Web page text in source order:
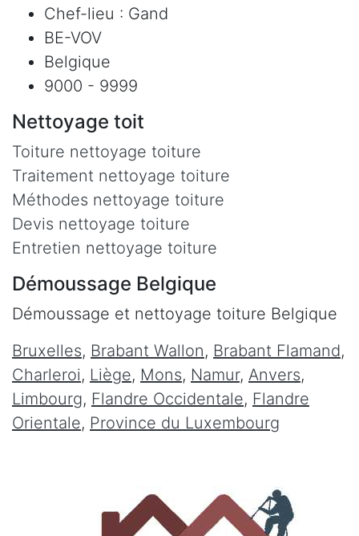
Chef-lieu : Gand
BE-VOV
Belgique
9000 - 9999
Nettoyage toit
Toiture nettoyage toiture
Traitement nettoyage toiture
Méthodes nettoyage toiture
Devis nettoyage toiture
Entretien nettoyage toiture
Démoussage Belgique
Démoussage et nettoyage toiture Belgique
Bruxelles, Brabant Wallon, Brabant Flamand,
Charleroi, Liège, Mons, Namur, Anvers,
Limbourg, Flandre Occidentale, Flandre
Orientale, Province du Luxembourg